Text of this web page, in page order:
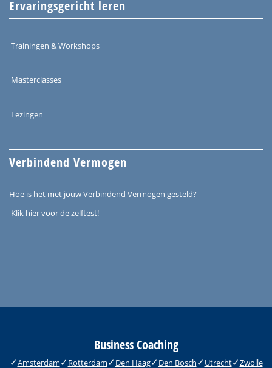
Ervaringsgericht leren
Trainingen & Workshops
Masterclasses
Lezingen
Verbindend Vermogen
Hoe is het met jouw Verbindend Vermogen gesteld?
Klik hier voor de zelftest!
Business Coaching
Amsterdam Rotterdam Den Haag Den Bosch Utrecht Zwolle